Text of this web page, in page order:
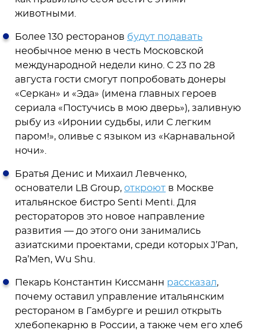
животными.
Более 130 ресторанов будут подавать
необычное меню в честь Московской
международной недели кино. С 23 по 28
августа гости смогут попробовать донеры
«Серкан» и «Эда» (имена главных героев
сериала «Постучись в мою дверь»), заливную
рыбу из «Иронии судьбы, или С легким
паром!», оливье с языком из «Карнавальной
ночи».
Братья Денис и Михаил Левченко,
основатели LB Group, откроют в Москве
итальянское бистро Senti Menti. Для
рестораторов это новое направление
развития — до этого они занимались
азиатскими проектами, среди которых J’Pan,
Ra’Men, Wu Shu.
Пекарь Константин Киссманн рассказал,
почему оставил управление итальянским
рестораном в Гамбурге и решил открыть
хлебопекарню в России, а также чем его хлеб